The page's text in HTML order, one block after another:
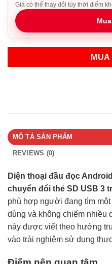
Giá có thể thay đổi tùy thời điểm
MÔ TẢ SẢN PHẨM
REVIEWS (0)
Diện thoại đầu đọc
chuyển đổi thẻ SD USB 3
phù hợp người đang tìm
dùng và không chiếm nhiều
này được viết theo hướng
vào trải nghiệm sử dụng